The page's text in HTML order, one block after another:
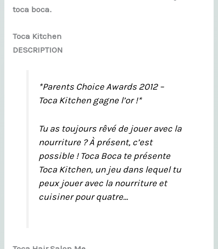
toca boca.
Toca Kitchen
DESCRIPTION
*Parents Choice Awards 2012 –
Toca Kitchen gagne l’or !*
Tu as toujours rêvé de jouer avec la
nourriture ? À présent, c’est
possible ! Toca Boca te présente
Toca Kitchen, un jeu dans lequel tu
peux jouer avec la nourriture et
cuisiner pour quatre…